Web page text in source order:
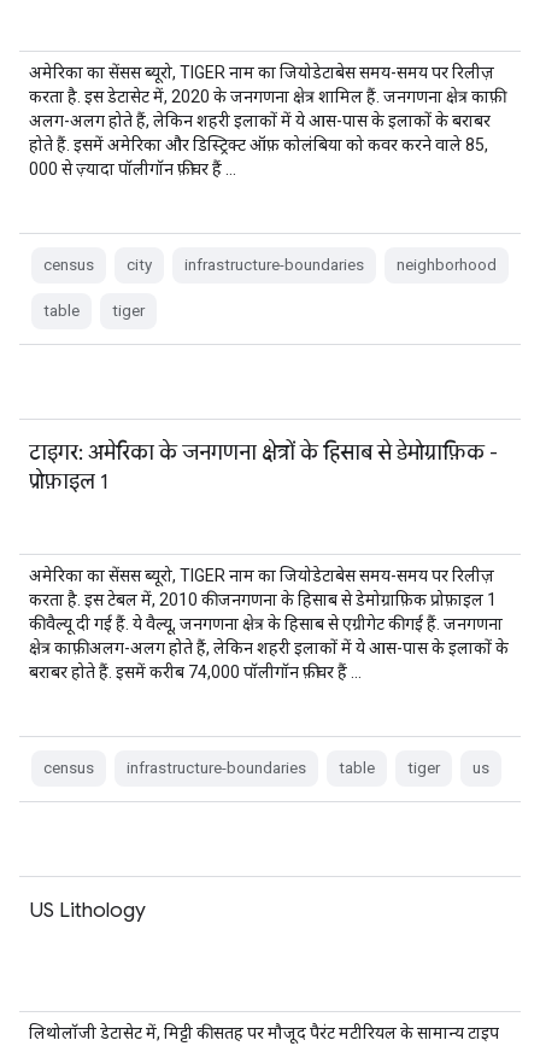
अमेरिका का सेंसस ब्यूरो, TIGER नाम का जियोडेटाबेस समय-समय पर रिलीज़
करता है. इस डेटासेट में, 2020 के जनगणना क्षेत्र शामिल हैं. जनगणना क्षेत्र काफ़ी
अलग-अलग होते हैं, लेकिन शहरी इलाकों में ये आस-पास के इलाकों के बराबर
होते हैं. इसमें अमेरिका और डिस्ट्रिक्ट ऑफ़ कोलंबिया को कवर करने वाले 85,
000 से ज़्यादा पॉलीगॉन फ़ीचर हैं …
census city infrastructure-boundaries neighborhood
table tiger
टाइगर: अमेरिका के जनगणना क्षेत्रों के हिसाब से डेमोग्राफ़िक -
प्रोफ़ाइल 1
अमेरिका का सेंसस ब्यूरो, TIGER नाम का जियोडेटाबेस समय-समय पर रिलीज़
करता है. इस टेबल में, 2010 की जनगणना के हिसाब से डेमोग्राफ़िक प्रोफ़ाइल 1
की वैल्यू दी गई हैं. ये वैल्यू, जनगणना क्षेत्र के हिसाब से एग्रीगेट की गई हैं. जनगणना
क्षेत्र काफ़ी अलग-अलग होते हैं, लेकिन शहरी इलाकों में ये आस-पास के इलाकों के
बराबर होते हैं. इसमें करीब 74,000 पॉलीगॉन फ़ीचर हैं …
census infrastructure-boundaries table tiger us
US Lithology
लिथोलॉजी डेटासेट में, मिट्टी की सतह पर मौजूद पैरंट मटीरियल के सामान्य टाइप